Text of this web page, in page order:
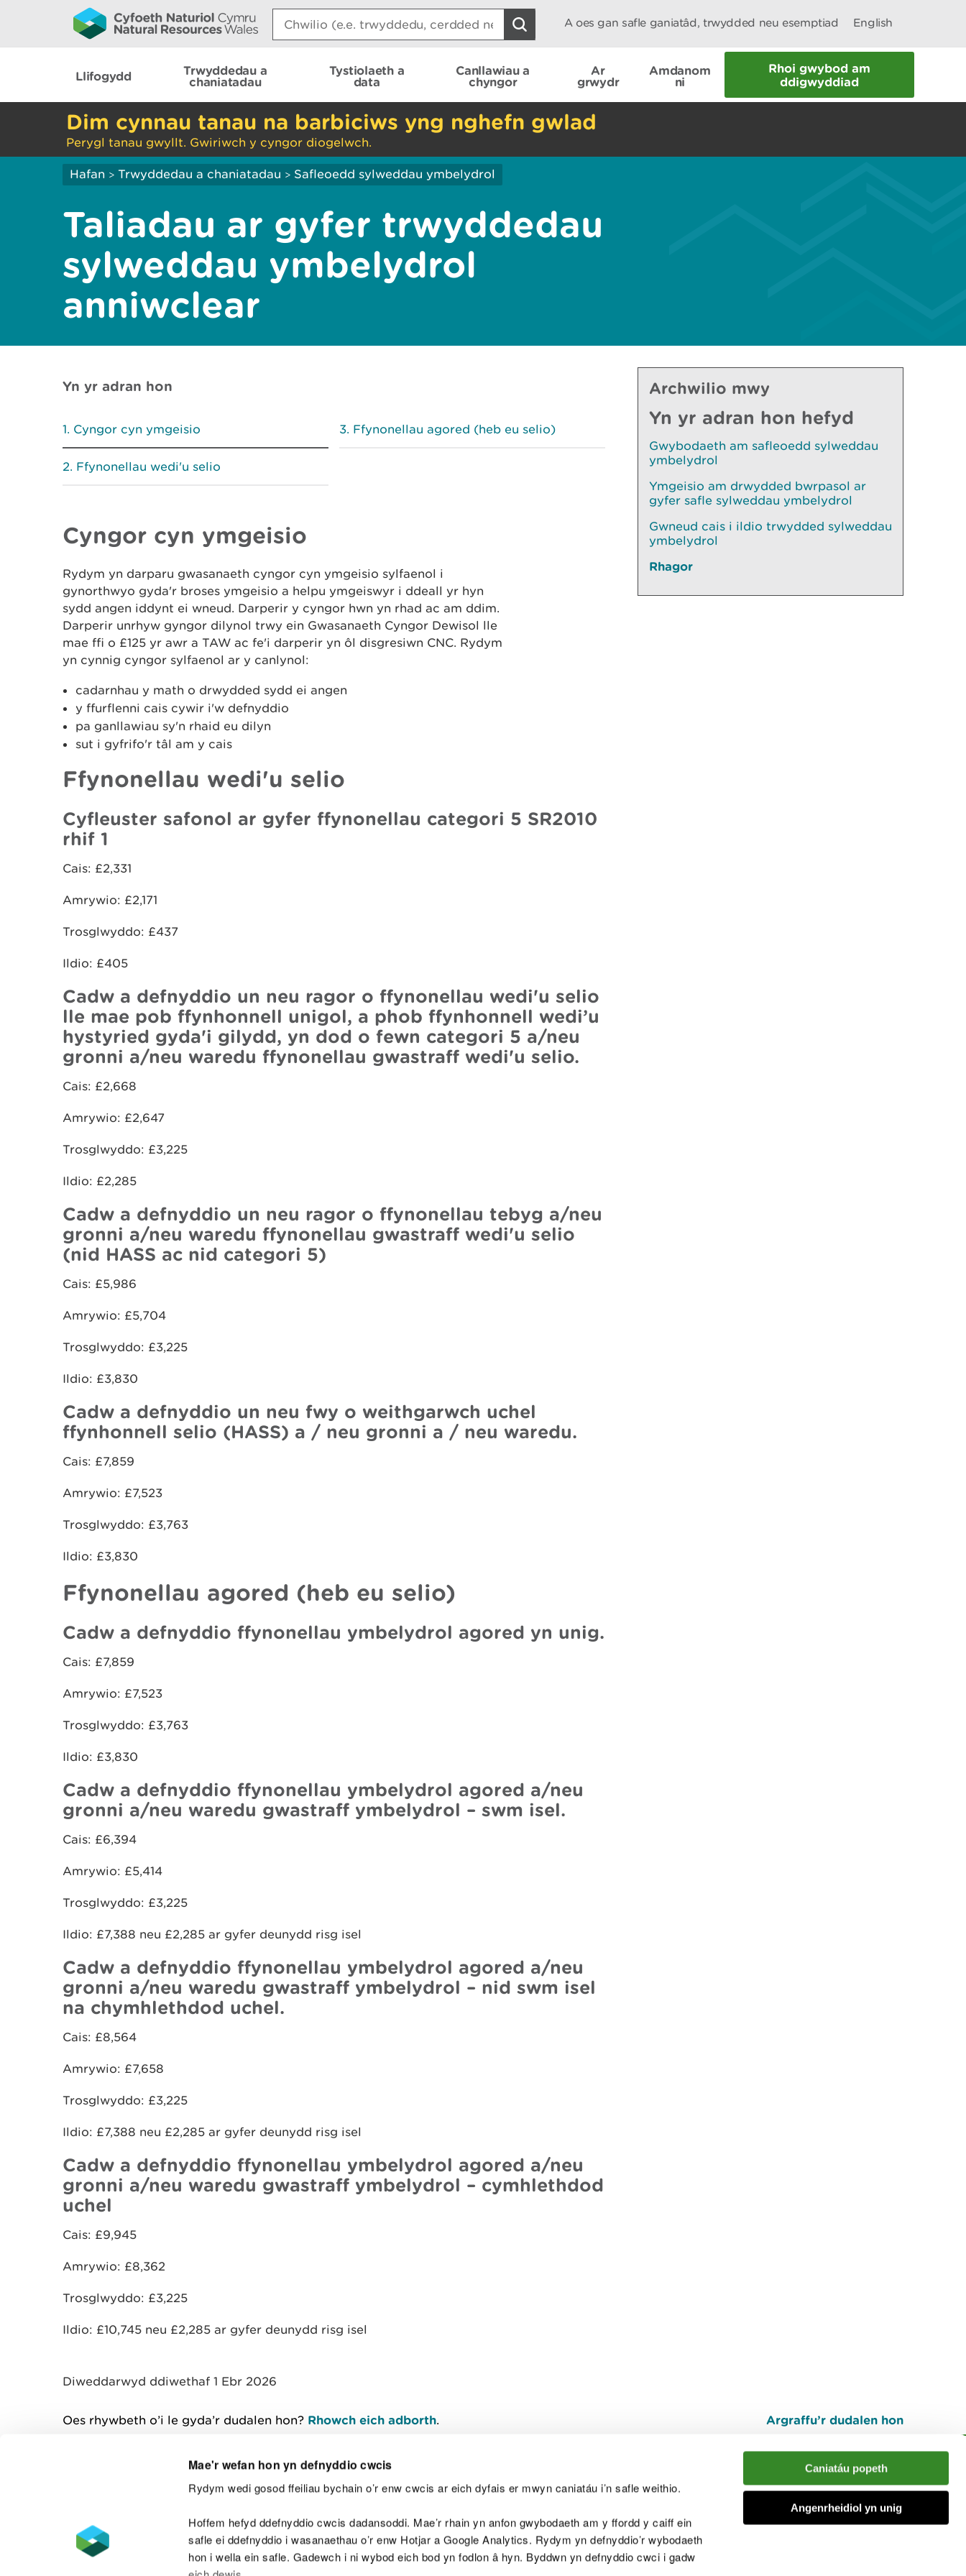
Mae'r wefan hon yn defnyddio cwcis
Rydym wedi gosod ffeiliau bychain o’r enw cwcis ar eich dyfais er mwyn caniatáu i’n safle weithio.
Hoffem hefyd ddefnyddio cwcis dadansoddi. Mae’r rhain yn anfon gwybodaeth am y ffordd y caiff ein
safle ei ddefnyddio i wasanaethau o’r enw Hotjar a Google Analytics. Rydym yn defnyddio’r wybodaeth
hon i wella ein safle. Gadewch i ni wybod eich bod yn fodlon â hyn. Byddwn yn defnyddio cwci i gadw
Caniatáu popeth
Angenrheidiol yn unig
Search:
A oes gan safle ganiatâd, trwydded neu esemptiad English
Llifogydd
Trwyddedau a
chaniatadau
Tystiolaeth a
data
Canllawiau a
chyngor
Ar
grwydr
Amdanom
ni
Rhoi gwybod am
ddigwyddiad
Dim cynnau tanau na barbiciws yng nghefn gwlad
Perygl tanau gwyllt. Gwiriwch y cyngor diogelwch.
Hafan > Trwyddedau a chaniatadau > Safleoedd sylweddau ymbelydrol
Taliadau ar gyfer trwyddedau
sylweddau ymbelydrol
anniwclear
Yn yr adran hon
Cyngor cyn ymgeisio
Ffynonellau wedi'u selio
Ffynonellau agored (heb eu selio)
Cyngor cyn ymgeisio
Rydym yn darparu gwasanaeth cyngor cyn ymgeisio sylfaenol i
gynorthwyo gyda'r broses ymgeisio a helpu ymgeiswyr i ddeall yr hyn
sydd angen iddynt ei wneud. Darperir y cyngor hwn yn rhad ac am ddim.
Darperir unrhyw gyngor dilynol trwy ein Gwasanaeth Cyngor Dewisol lle
mae ffi o £125 yr awr a TAW ac fe'i darperir yn ôl disgresiwn CNC. Rydym
yn cynnig cyngor sylfaenol ar y canlynol:
cadarnhau y math o drwydded sydd ei angen
y ffurflenni cais cywir i'w defnyddio
pa ganllawiau sy'n rhaid eu dilyn
sut i gyfrifo'r tâl am y cais
Ffynonellau wedi'u selio
Cyfleuster safonol ar gyfer ffynonellau categori 5 SR2010
rhif 1
Cais: £2,331
Amrywio: £2,171
Trosglwyddo: £437
Ildio: £405
Cadw a defnyddio un neu ragor o ffynonellau wedi'u selio
lle mae pob ffynhonnell unigol, a phob ffynhonnell wedi’u
hystyried gyda'i gilydd, yn dod o fewn categori 5 a/neu
gronni a/neu waredu ffynonellau gwastraff wedi'u selio.
Cais: £2,668
Amrywio: £2,647
Trosglwyddo: £3,225
Ildio: £2,285
Cadw a defnyddio un neu ragor o ffynonellau tebyg a/neu
gronni a/neu waredu ffynonellau gwastraff wedi'u selio
(nid HASS ac nid categori 5)
Cais: £5,986
Amrywio: £5,704
Trosglwyddo: £3,225
Ildio: £3,830
Cadw a defnyddio un neu fwy o weithgarwch uchel
ffynhonnell selio (HASS) a / neu gronni a / neu waredu.
Cais: £7,859
Amrywio: £7,523
Trosglwyddo: £3,763
Ildio: £3,830
Ffynonellau agored (heb eu selio)
Cadw a defnyddio ffynonellau ymbelydrol agored yn unig.
Cais: £7,859
Amrywio: £7,523
Trosglwyddo: £3,763
Ildio: £3,830
Cadw a defnyddio ffynonellau ymbelydrol agored a/neu
gronni a/neu waredu gwastraff ymbelydrol – swm isel.
Cais: £6,394
Amrywio: £5,414
Trosglwyddo: £3,225
Ildio: £7,388 neu £2,285 ar gyfer deunydd risg isel
Cadw a defnyddio ffynonellau ymbelydrol agored a/neu
gronni a/neu waredu gwastraff ymbelydrol – nid swm isel
na chymhlethdod uchel.
Cais: £8,564
Amrywio: £7,658
Trosglwyddo: £3,225
Ildio: £7,388 neu £2,285 ar gyfer deunydd risg isel
Cadw a defnyddio ffynonellau ymbelydrol agored a/neu
gronni a/neu waredu gwastraff ymbelydrol – cymhlethdod
uchel
Cais: £9,945
Amrywio: £8,362
Trosglwyddo: £3,225
Ildio: £10,745 neu £2,285 ar gyfer deunydd risg isel
Archwilio mwy
Yn yr adran hon hefyd
Gwybodaeth am safleoedd sylweddau
ymbelydrol
Ymgeisio am drwydded bwrpasol ar
gyfer safle sylweddau ymbelydrol
Gwneud cais i ildio trwydded sylweddau
ymbelydrol
Rhagor
Diweddarwyd ddiwethaf 1 Ebr 2026
Oes rhywbeth o’i le gyda’r dudalen hon? Rhowch eich adborth. Argraffu’r dudalen hon
I fyny